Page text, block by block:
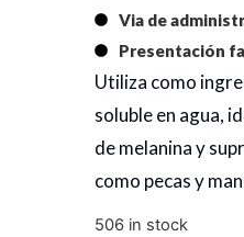
Via de
Presentación
Utiliza como
soluble en agua,
de melanina y
como pecas y
506 in stock